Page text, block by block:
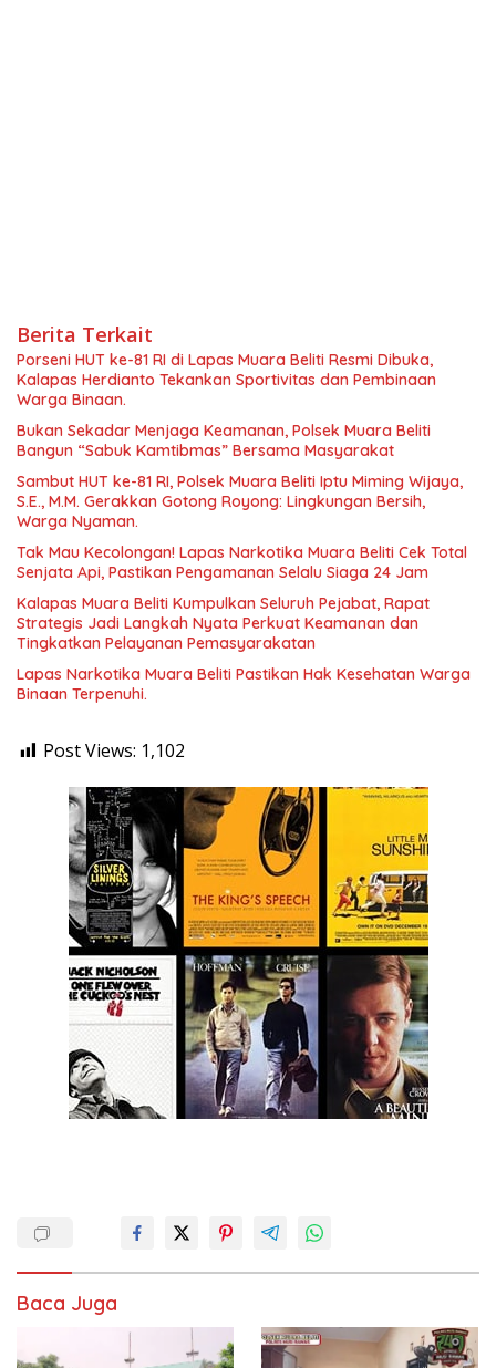
Berita Terkait
Porseni HUT ke-81 RI di Lapas Muara Beliti Resmi Dibuka,
Kalapas Herdianto Tekankan Sportivitas dan Pembinaan
Warga Binaan.
Bukan Sekadar Menjaga Keamanan, Polsek Muara Beliti
Bangun “Sabuk Kamtibmas” Bersama Masyarakat
Sambut HUT ke-81 RI, Polsek Muara Beliti Iptu Miming Wijaya,
S.E., M.M. Gerakkan Gotong Royong: Lingkungan Bersih,
Warga Nyaman.
Tak Mau Kecolongan! Lapas Narkotika Muara Beliti Cek Total
Senjata Api, Pastikan Pengamanan Selalu Siaga 24 Jam
Kalapas Muara Beliti Kumpulkan Seluruh Pejabat, Rapat
Strategis Jadi Langkah Nyata Perkuat Keamanan dan
Tingkatkan Pelayanan Pemasyarakatan
Lapas Narkotika Muara Beliti Pastikan Hak Kesehatan Warga
Binaan Terpenuhi.
Post Views: 1,102
Baca Juga